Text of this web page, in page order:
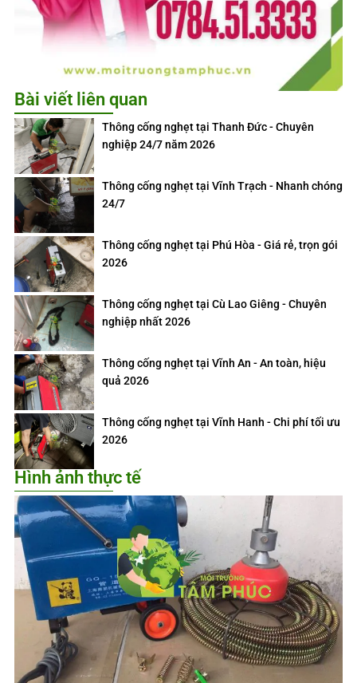
Bài viết liên quan
Thông cống nghẹt tại Thanh Đức - Chuyên
nghiệp 24/7 năm 2026
Thông cống nghẹt tại Vĩnh Trạch - Nhanh chóng
24/7
Thông cống nghẹt tại Phú Hòa - Giá rẻ, trọn gói
2026
Thông cống nghẹt tại Cù Lao Giêng - Chuyên
nghiệp nhất 2026
Thông cống nghẹt tại Vĩnh An - An toàn, hiệu
quả 2026
Thông cống nghẹt tại Vĩnh Hanh - Chi phí tối ưu
2026
Hình ảnh thực tế